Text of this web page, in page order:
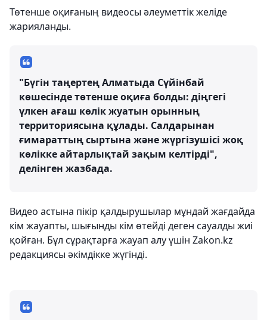
Төтенше оқиғаның видеосы әлеуметтік желіде
жарияланды.
"Бүгін таңертең Алматыда Сүйінбай
көшесінде төтенше оқиға болды: діңгегі
үлкен ағаш көлік жуатын орынның
территориясына құлады. Салдарынан
ғимараттың сыртына және жүргізушісі жоқ
көлікке айтарлықтай зақым келтірді",
делінген жазбада.
Видео астына пікір қалдырушылар мұндай жағдайда
кім жауапты, шығынды кім өтейді деген сауалды жиі
қойған. Бұл сұрақтарға жауап алу үшін Zakon.kz
редакциясы әкімдікке жүгінді.